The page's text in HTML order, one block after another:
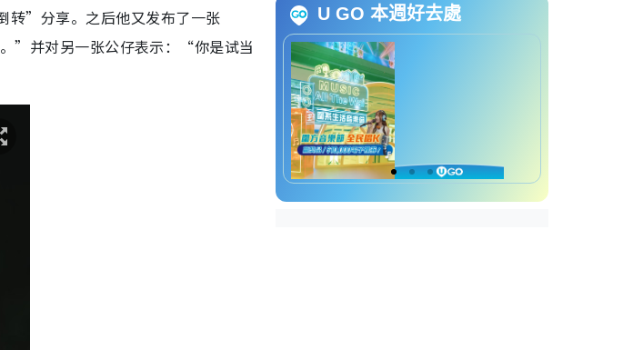
转”分享。之后他又发布了一张
”并对另一张公仔表示：“你是试当
U GO 本週好去處